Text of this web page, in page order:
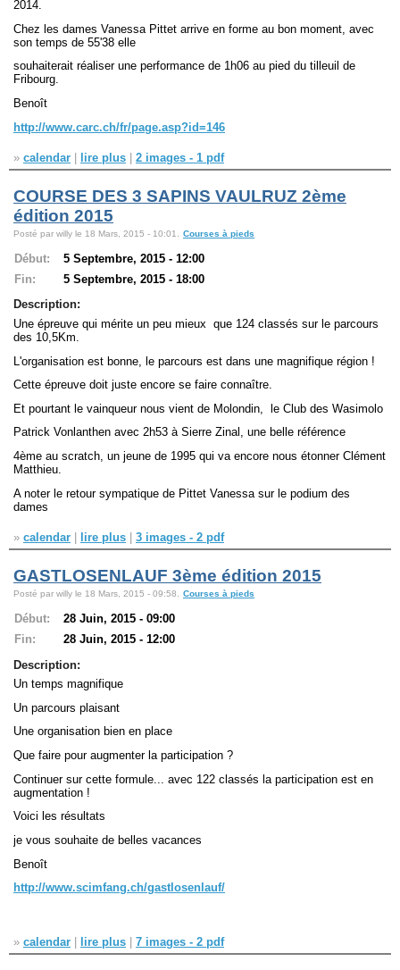
2014.
Chez les dames Vanessa Pittet arrive en forme au bon moment, avec
son temps de 55'38 elle
souhaiterait réaliser une performance de 1h06 au pied du tilleuil de
Fribourg.
Benoît
http://www.carc.ch/fr/page.asp?id=146
» calendar lire plus 2 images - 1 pdf
COURSE DES 3 SAPINS VAULRUZ 2ème
édition 2015
Posté par willy le 18 Mars, 2015 - 10:01. Courses à pieds
Début:
5 Septembre, 2015 - 12:00
Fin:
5 Septembre, 2015 - 18:00
Description:
Une épreuve qui mérite un peu mieux que 124 classés sur le parcours
des 10,5Km.
L'organisation est bonne, le parcours est dans une magnifique région !
Cette épreuve doit juste encore se faire connaître.
Et pourtant le vainqueur nous vient de Molondin, le Club des Wasimolo
Patrick Vonlanthen avec 2h53 à Sierre Zinal, une belle référence
4ème au scratch, un jeune de 1995 qui va encore nous étonner Clément
Matthieu.
A noter le retour sympatique de Pittet Vanessa sur le podium des
dames
» calendar lire plus 3 images - 2 pdf
GASTLOSENLAUF 3ème édition 2015
Posté par willy le 18 Mars, 2015 - 09:58. Courses à pieds
Début:
28 Juin, 2015 - 09:00
Fin:
28 Juin, 2015 - 12:00
Description:
Un temps magnifique
Un parcours plaisant
Une organisation bien en place
Que faire pour augmenter la participation ?
Continuer sur cette formule... avec 122 classés la participation est en
augmentation !
Voici les résultats
je vous souhaite de belles vacances
Benoît
http://www.scimfang.ch/gastlosenlauf/
» calendar lire plus 7 images - 2 pdf